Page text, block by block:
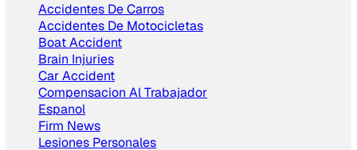
Accidentes De Carros
Accidentes De Motocicletas
Boat Accident
Brain Injuries
Car Accident
Compensacion Al Trabajador
Espanol
Firm News
Lesiones Personales